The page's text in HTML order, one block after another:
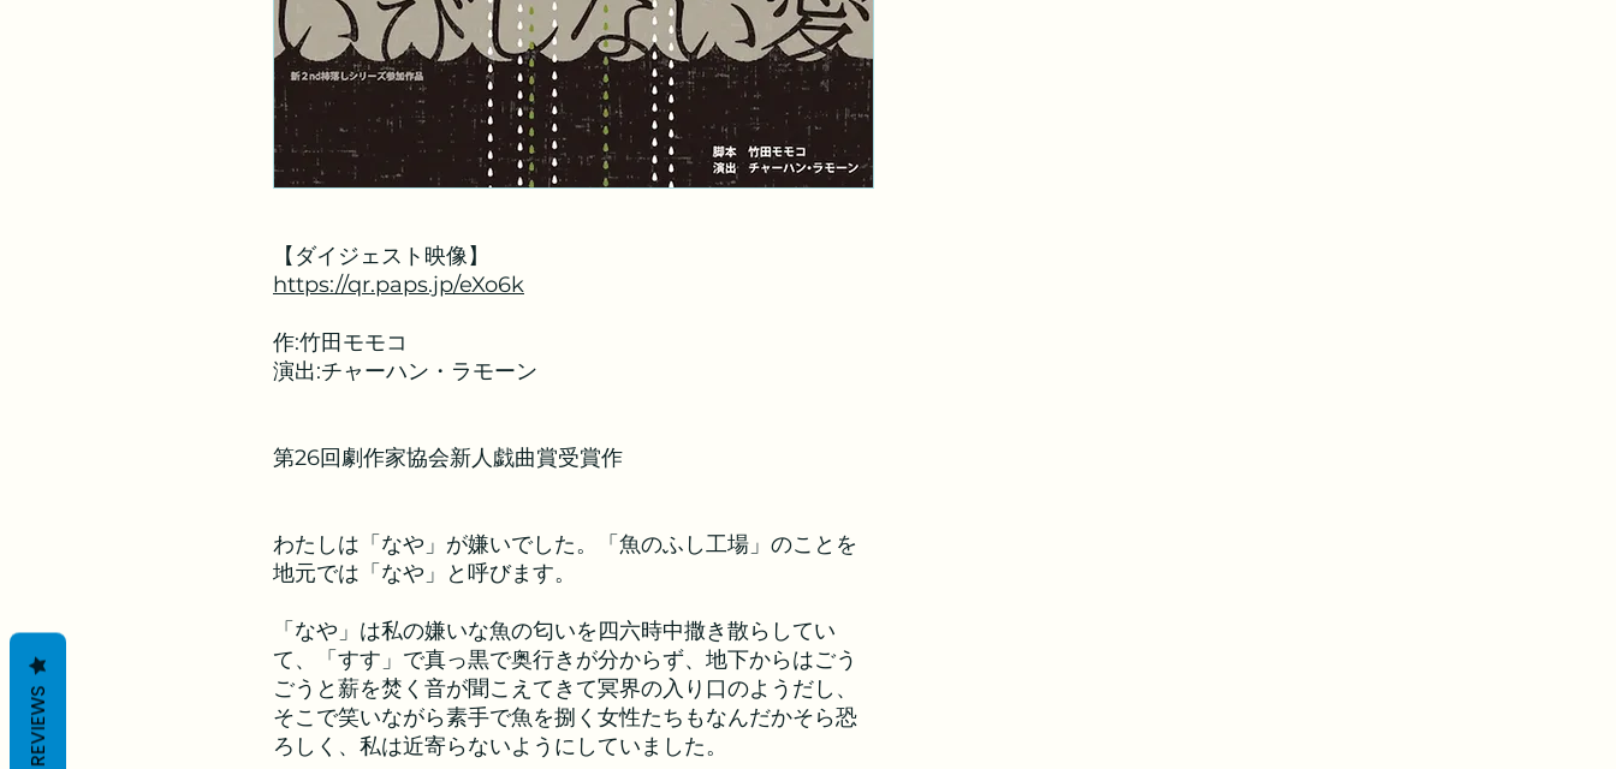
【ダイジェスト映像】
https://qr.paps.jp/eXo6k
作:竹田モモコ
演出:チャーハン・ラモーン
第26回劇作家協会新人戯曲賞受賞作
わたしは「なや」が嫌いでした。「魚のふし工場」のことを
地元では「なや」と呼びます。
「なや」は私の嫌いな魚の匂いを四六時中撒き散らしてい
て、「すす」で真っ黒で奥行きが分からず、地下からはごう
ごうと薪を焚く音が聞こえてきて冥界の入り口のようだし、
そこで笑いながら素手で魚を捌く女性たちもなんだかそら恐
ろしく、私は近寄らないようにしていました。
REVIEWS